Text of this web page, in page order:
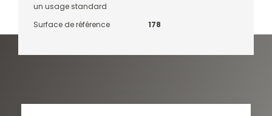
un usage standard
Surface de référence 178